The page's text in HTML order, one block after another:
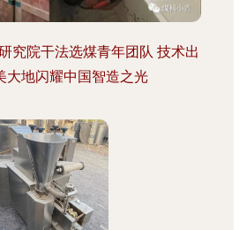
究院干法选煤青年团队 技术出
大地闪耀中国智造之光